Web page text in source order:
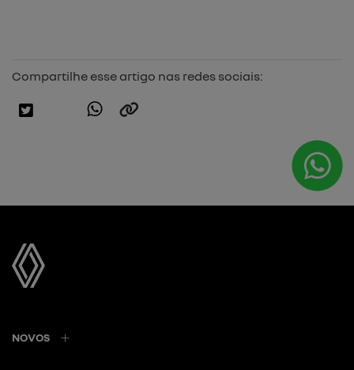
Compartilhe esse artigo nas redes sociais:
NOVOS